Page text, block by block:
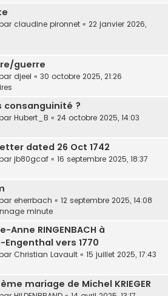
claudine pironnet « 22 janvier 2026,
guerre
djeel « 30 octobre 2025, 21:26
consanguinité ?
Hubert_B « 24 octobre 2025, 14:03
dated 26 Oct 1742
jb80gcaf « 16 septembre 2025, 18:37
eherrbach « 12 septembre 2025, 14:08
minute
Anne RINGENBACH à
vers 1770
Christian Lavault « 15 juillet 2025, 17:43
mariage de Michel KRIEGER